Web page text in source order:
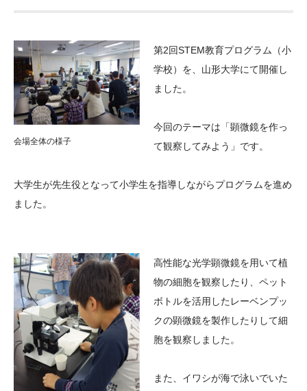
年報一覧 中谷財団レポート
ム
科学教育振興助成・
次世代理系人材育成プ
ログラム助成
アクセス よくあるご質問
サイトマップ 中谷財団アーカイブ
日本語 English マイページ
会場全体の様子
第2回STEM教育プログラム（小
学校）を、山形大学にて開催し
ました。
今回のテーマは「顕微鏡を作っ
て観察してみよう」です。
大学生が先生役となって小学生を指導しながらプログラムを進め
ました。
高性能な光学顕微鏡を用いて植
物の細胞を観察したり、ペット
ボトルを活用したレーベンプッ
クの顕微鏡を製作したりして細
胞を観察しました。
また、イワシが海で泳いでいた